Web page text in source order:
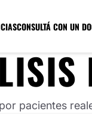
CONSULTÁ CON UN
pacientes